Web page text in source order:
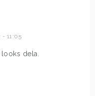
- 11:05
dela.